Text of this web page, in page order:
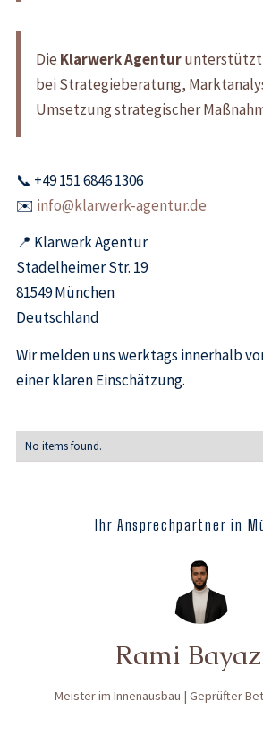
Die Klarwerk Agenturunterstützt
bei Strategieberatung,
Umsetzung strategischer
📞 +49 151 6846 1306
✉️ info@klarwerk-agentur.de
📍 Klarwerk Agentur
Stadelheimer Str. 19
81549 München
Deutschland
Wir melden uns werktags innerhalb
einer klaren Einschätzung.
No items found.
Ihr Ansprechpartner in
Rami
Meister im Innenausbau | Geprüfter